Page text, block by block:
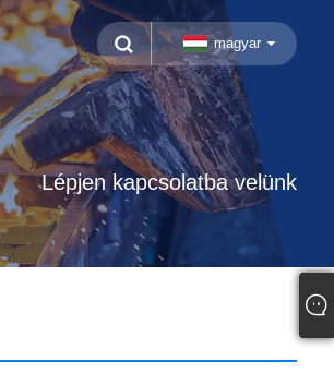
magyar
Lépjen kapcsolatba velünk